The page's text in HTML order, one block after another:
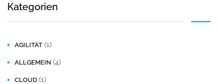
Kategorien
AGILITÄT (1)
ALLGEMEIN (4)
CLOUD (1)